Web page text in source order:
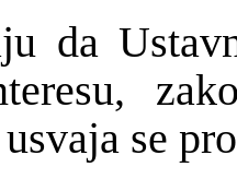
da
se